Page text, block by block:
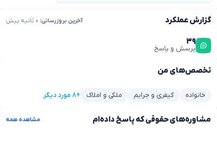
گزارش عملکرد آخرین بروزرسانی:
۳۹
پرسش و پاسخ
تخصص‌های من
خانواده کیفری و جرایم ملکی و املاک +۸ مورد دیگر
مشاوره‌های حقوقی که پاسخ داده‌ام مشاهده همه